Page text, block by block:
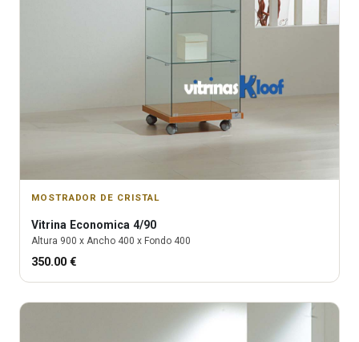
MOSTRADOR DE CRISTAL
Vitrina Economica 4/90
Altura 900 x Ancho 400 x Fondo 400
350.00 €